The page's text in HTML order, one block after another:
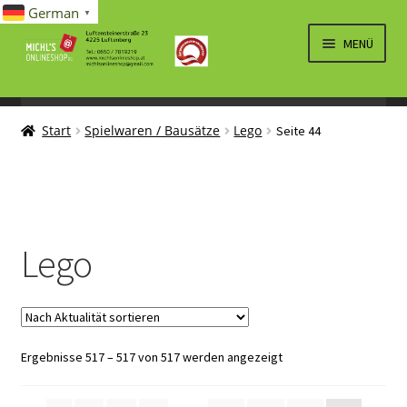
Navigation
Inhalt
MENÜ
SPIELWAREN/BAUSÄTZE
ÖFFNEN
KLEMMBAUSTEINE
PLAYMOBIL
MODELLAUTO
Start Spielwaren / Bausätze Lego Seite 44
Lego
Ergebnisse 517 – 517 von 517 werden angezeigtNach
German ▼